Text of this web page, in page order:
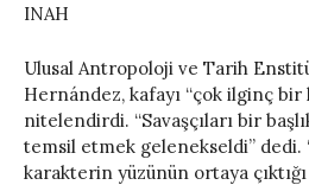
INAH
Ulusal Antropoloji ve Tarih
Hernández, kafayı “çok ilginç bir
nitelendirdi. “Savaşçıları bir
temsil etmek gelenekseldi” dedi.
karakterin yüzünün ortaya